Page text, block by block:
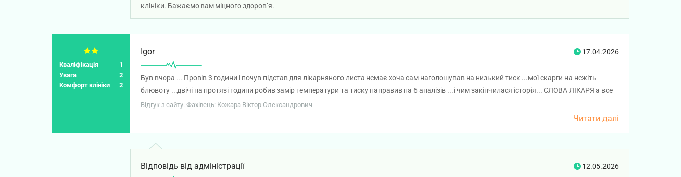
клініки. Бажаємо вам міцного здоров’я.
Кваліфікація
1
Увага
2
Комфорт клініки
2
Igor 17.04.2026
Був вчора ... Провів 3 години і почув підстав для лікарняного листа немає хоча сам наголошував на низький тиск ...мої скарги на нежіть
блювоту ...двічі на протязі години робив замір температури та тиску направив на 6 аналізів ...і чим закінчилася історія... СЛОВА ЛІКАРЯ а все
що міг зробив їздить додому ... Зауваження що мене погано температура підвищилася було сказано приймати від голови таблетки що вчора
пили ... Далі я просто встав і пішов... при цьому не загальні аналіз крови навіть не було пропозиції... нікому не рекомендую потрапляти до
Відгук з сайту. Фахівець: Кожара Віктор Олександрович
Читати далі
Відповідь від адміністрації 12.05.2026